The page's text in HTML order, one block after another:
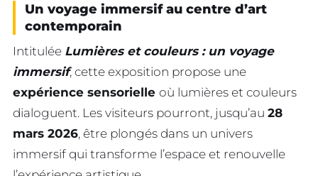
Un voyage immersif au centre d’art
contemporain
Intitulée Lumières et couleurs : un voyage
immersif, cette exposition propose une
expérience sensorielle où lumières et couleurs
dialoguent. Les visiteurs pourront, jusqu’au 28
mars 2026, être plongés dans un univers
immersif qui transforme l’espace et renouvelle